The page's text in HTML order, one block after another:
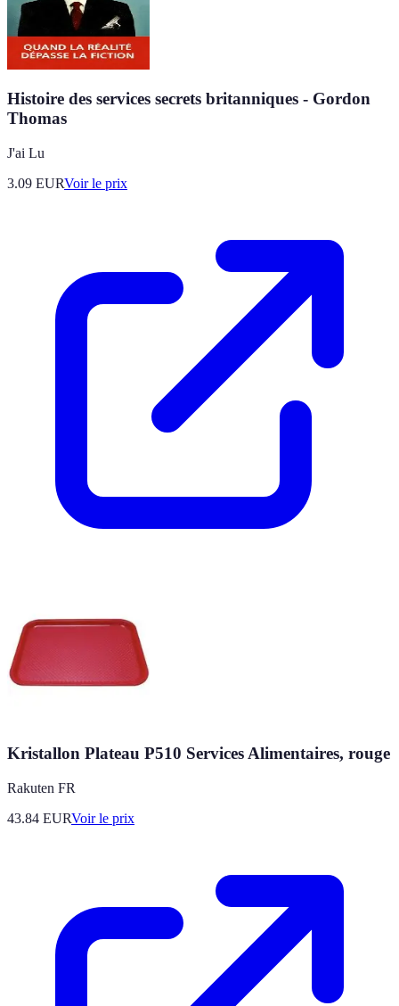
Histoire des services secrets britanniques - Gordon
Thomas
J'ai Lu
3.09 EURVoir le prix
Kristallon Plateau P510 Services Alimentaires, rouge
Rakuten FR
43.84 EURVoir le prix